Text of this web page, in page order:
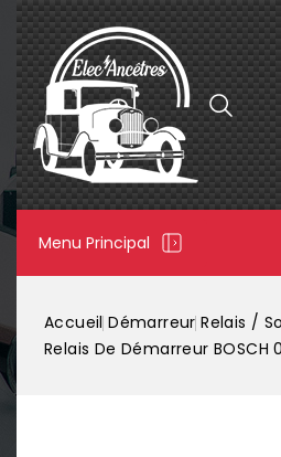
Menu Principal
Accueil Démarreur Relais /
Relais De Démarreur BOSCH